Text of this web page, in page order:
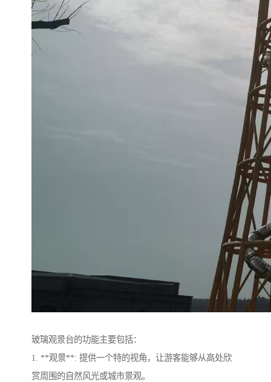
玻璃观景台的功能主要包括：
1. **观景**: 提供一个特的视角，让游客能够从高处欣
赏周围的自然风光或城市景观。